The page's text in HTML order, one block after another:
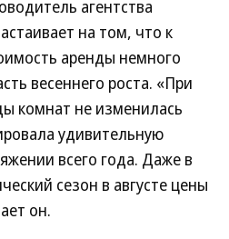
агентства
на том, что к
аренды немного
весеннего роста. «При
комнат не изменилась
удивительную
всего года. Даже в
сезон в августе цены
он.